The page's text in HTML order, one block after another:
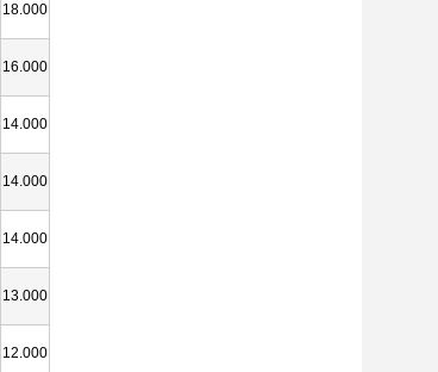
18.000
16.000
14.000
14.000
14.000
13.000
12.000